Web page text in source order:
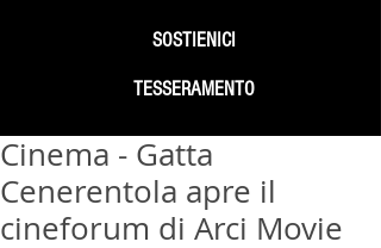
SOSTIENICI
TESSERAMENTO
Cinema - Gatta
Cenerentola apre il
cineforum di Arci Movie